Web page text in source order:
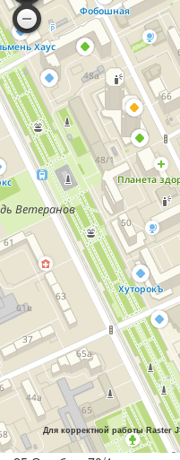
Для корректной работы Raster